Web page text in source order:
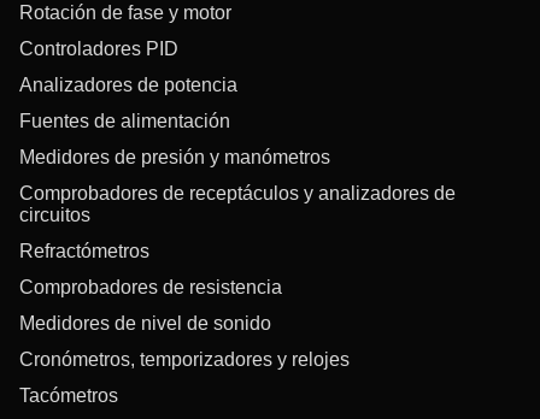
Rotación de fase y motor
Controladores PID
Analizadores de potencia
Fuentes de alimentación
Medidores de presión y manómetros
Comprobadores de receptáculos y analizadores de
circuitos
Refractómetros
Comprobadores de resistencia
Medidores de nivel de sonido
Cronómetros, temporizadores y relojes
Tacómetros